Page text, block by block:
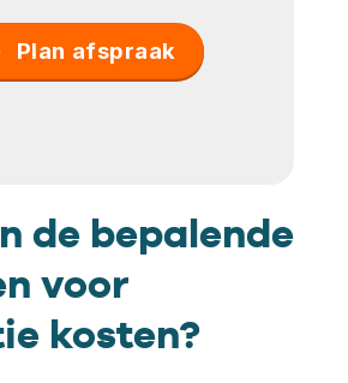
Plan afspraak
de bepalende
voor
kosten?